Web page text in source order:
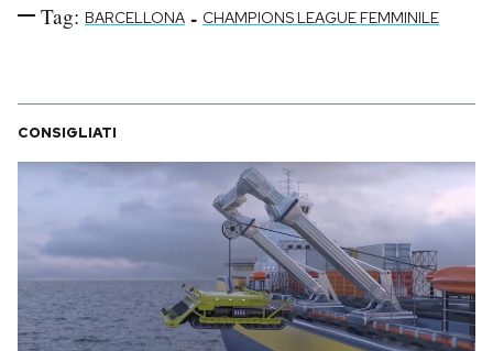
Tag: BARCELLONA - CHAMPIONS LEAGUE FEMMINILE
CONSIGLIATI